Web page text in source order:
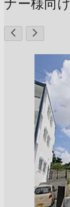
ナー様向